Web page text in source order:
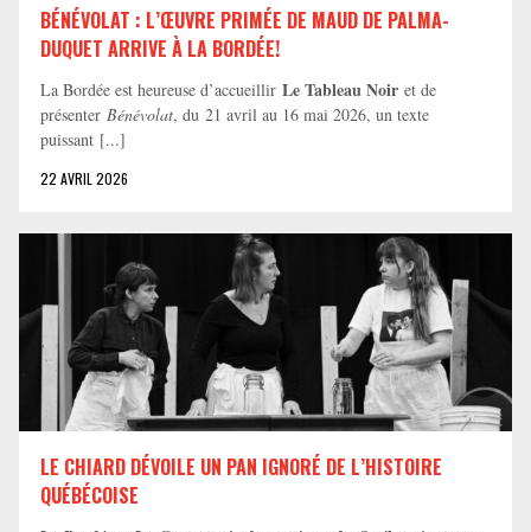
BÉNÉVOLAT : L’ŒUVRE PRIMÉE DE MAUD DE PALMA-
DUQUET ARRIVE À LA BORDÉE!
La Bordée est heureuse d’accueillir Le Tableau Noir et de
présenter Bénévolat, du 21 avril au 16 mai 2026, un texte
puissant [...]
22 AVRIL 2026
LE CHIARD DÉVOILE UN PAN IGNORÉ DE L’HISTOIRE
QUÉBÉCOISE